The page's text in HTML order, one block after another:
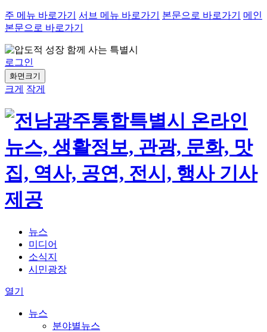
주 메뉴 바로가기 서브 메뉴 바로가기 본문으로 바로가기
메인
본문으로 바로가기
로그인
화면크기
크게 작게
뉴스
미디어
소식지
시민광장
열기
뉴스
분야별뉴스